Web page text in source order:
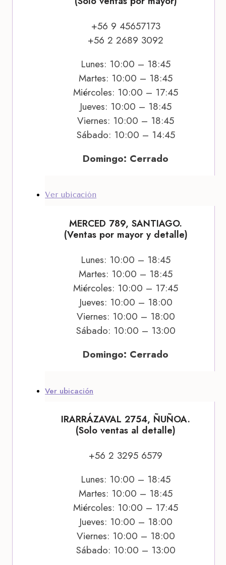
+56 9 45657173
+56 2 2689 3092
Lunes: 10:00 – 18:45
Martes: 10:00 – 18:45
Miércoles: 10:00 – 17:45
Jueves: 10:00 – 18:45
Viernes: 10:00 – 18:45
Sábado: 10:00 – 14:45
Domingo: Cerrado
Ver ubicación
MERCED 789, SANTIAGO.
(Ventas por mayor y detalle)
Lunes: 10:00 – 18:45
Martes: 10:00 – 18:45
Miércoles: 10:00 – 17:45
Jueves: 10:00 – 18:00
Viernes: 10:00 – 18:00
Sábado: 10:00 – 13:00
Domingo: Cerrado
Ver ubicación
IRARRÁZAVAL 2754, ÑUÑOA.
(Solo ventas al detalle)
+56 2 3295 6579
Lunes: 10:00 – 18:45
Martes: 10:00 – 18:45
Miércoles: 10:00 – 17:45
Jueves: 10:00 – 18:00
Viernes: 10:00 – 18:00
Sábado: 10:00 – 13:00